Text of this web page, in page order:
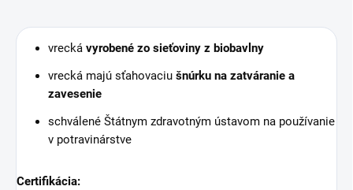
vrecká vyrobené zo sieťoviny z biobavlny
vrecká majú sťahovaciu šnúrku na zatváranie a
zavesenie
schválené Štátnym zdravotným ústavom na používanie
v potravinárstve
Certifikácia: